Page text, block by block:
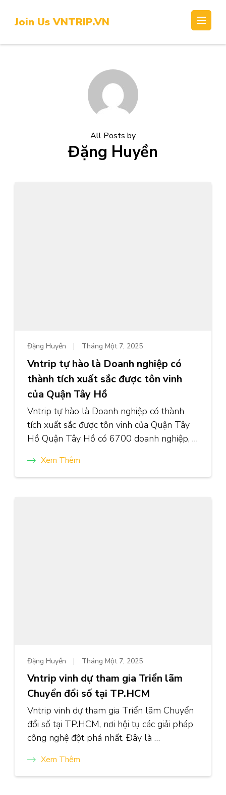
(Press
Join Us VNTRIP.VN
All Posts by
Đặng Huyền
Đặng Huyền Tháng Một 7, 2025
Vntrip tự hào là Doanh nghiệp có
thành tích xuất sắc được tôn vinh
của Quận Tây Hồ
Vntrip tự hào là Doanh nghiệp có thành
tích xuất sắc được tôn vinh của Quận Tây
Hồ Quận Tây Hồ có 6700 doanh nghiệp, …
Xem Thêm
Đặng Huyền Tháng Một 7, 2025
Vntrip vinh dự tham gia Triển lãm
Chuyển đổi số tại TP.HCM
Vntrip vinh dự tham gia Triển lãm Chuyển
đổi số tại TP.HCM, nơi hội tụ các giải pháp
công nghệ đột phá nhất. Đây là …
Xem Thêm